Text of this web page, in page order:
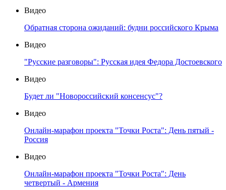
Видео
Обратная сторона ожиданий: будни российского Крыма
Видео
"Русские разговоры": Русская идея Федора Достоевского
Видео
Будет ли "Новороссийский консенсус"?
Видео
Онлайн-марафон проекта "Точки Роста": День пятый -
Россия
Видео
Онлайн-марафон проекта "Точки Роста": День
четвертый - Армения